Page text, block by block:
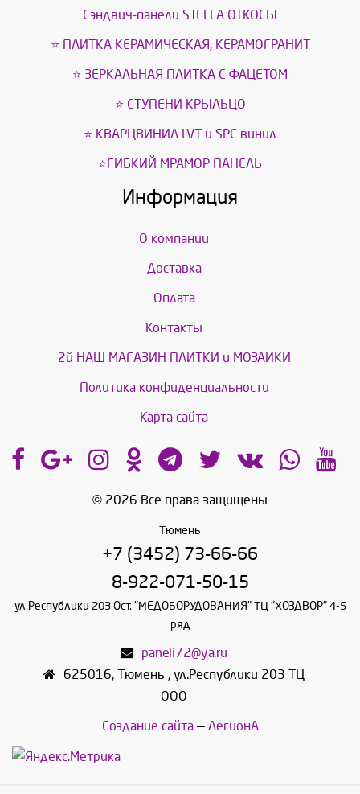
Сэндвич-панели STELLA ОТКОСЫ
⭐ ПЛИТКА КЕРАМИЧЕСКАЯ, КЕРАМОГРАНИТ
⭐ ЗЕРКАЛЬНАЯ ПЛИТКА С ФАЦЕТОМ
⭐ СТУПЕНИ КРЫЛЬЦО
⭐ КВАРЦВИНИЛ LVT и SPС винил
⭐ГИБКИЙ МРАМОР ПАНЕЛЬ
Информация
О компании
Доставка
Оплата
Контакты
2й НАШ МАГАЗИН ПЛИТКИ и МОЗАИКИ
Политика конфиденциальности
Карта сайта
© 2026 Все права защищены
Тюмень
+7 (3452) 73-66-66
8-922-071-50-15
ул.Республики 203 Ост. "МЕДОБОРУДОВАНИЯ" ТЦ "ХОЗДВОР" 4-5
ряд
paneli72@ya.ru
625016, Тюмень , ул.Республики 203 ТЦ
ООО
Создание сайта— ЛегионА